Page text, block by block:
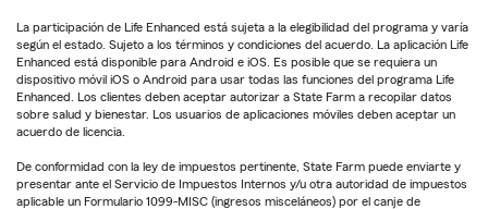
La participación de Life Enhanced está sujeta a la elegibilidad del programa y varía
según el estado. Sujeto a los términos y condiciones del acuerdo. La aplicación Life
Enhanced está disponible para Android e iOS. Es posible que se requiera un
dispositivo móvil iOS o Android para usar todas las funciones del programa Life
Enhanced. Los clientes deben aceptar autorizar a State Farm a recopilar datos
sobre salud y bienestar. Los usuarios de aplicaciones móviles deben aceptar un
acuerdo de licencia.
De conformidad con la ley de impuestos pertinente, State Farm puede enviarte y
presentar ante el Servicio de Impuestos Internos y/u otra autoridad de impuestos
aplicable un Formulario 1099-MISC (ingresos misceláneos) por el canje de